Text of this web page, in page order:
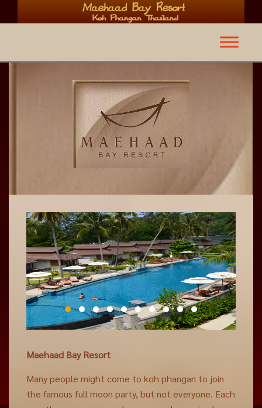
Maehaad Bay Resort
Many people might come to koh phangan to join
the famous full moon party, but not everyone. Each